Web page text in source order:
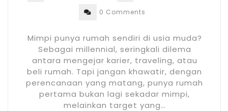
0 Comments
Mimpi punya rumah sendiri di usia muda?
Sebagai millennial, seringkali dilema
antara mengejar karier, traveling, atau
beli rumah. Tapi jangan khawatir, dengan
perencanaan yang matang, punya rumah
pertama bukan lagi sekadar mimpi,
melainkan target yang…